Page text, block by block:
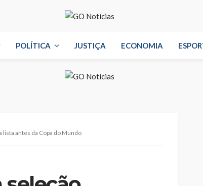
POLÍTICA JUSTIÇA ECONOMIA
antes da Copa do Mundo